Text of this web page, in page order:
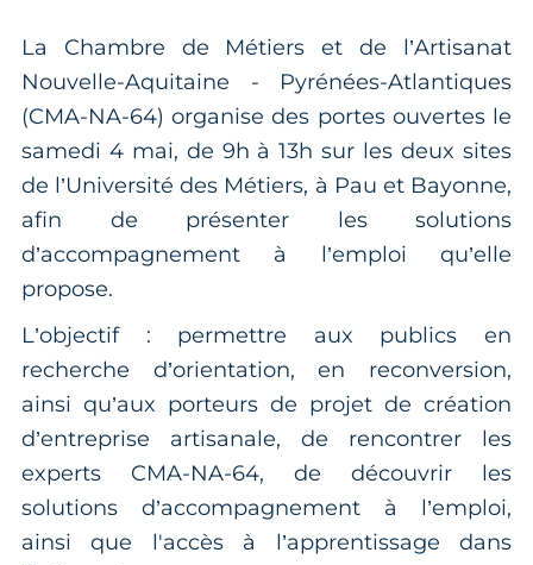
La Chambre de Métiers et de l’Artisanat
Nouvelle-Aquitaine - Pyrénées-Atlantiques
(CMA-NA-64) organise des portes ouvertes le
samedi 4 mai, de 9h à 13h sur les deux sites
de l’Université des Métiers, à Pau et Bayonne,
afin de présenter les solutions
d’accompagnement à l’emploi qu’elle
propose.
L’objectif : permettre aux publics en
recherche d’orientation, en reconversion,
ainsi qu’aux porteurs de projet de création
d’entreprise artisanale, de rencontrer les
experts CMA-NA-64, de découvrir les
solutions d’accompagnement à l’emploi,
ainsi que l'accès à l’apprentissage dans